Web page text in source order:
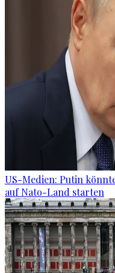
US-Medien: Putin
auf Nato-Land starten